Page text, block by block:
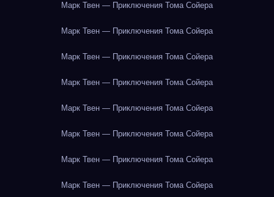
Марк Твен — Приключения Тома Сойера
Марк Твен — Приключения Тома Сойера
Марк Твен — Приключения Тома Сойера
Марк Твен — Приключения Тома Сойера
Марк Твен — Приключения Тома Сойера
Марк Твен — Приключения Тома Сойера
Марк Твен — Приключения Тома Сойера
Марк Твен — Приключения Тома Сойера